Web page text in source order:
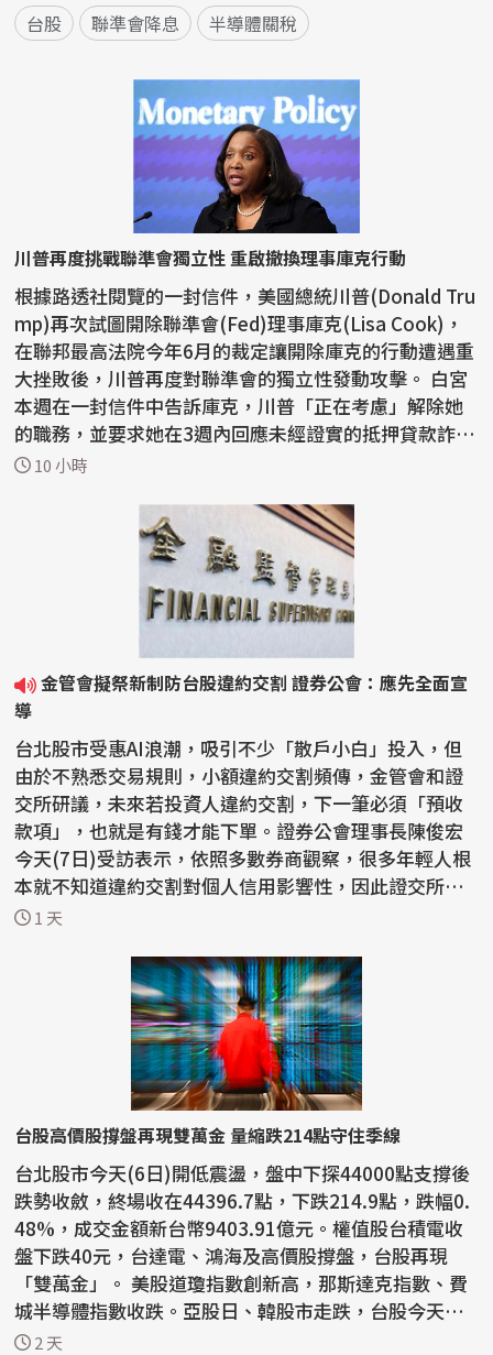
台股 聯準會降息 半導體關稅
川普再度挑戰聯準會獨立性 重啟撤換理事庫克行動
根據路透社閱覽的一封信件，美國總統川普(Donald Tru
mp)再次試圖開除聯準會(Fed)理事庫克(Lisa Cook)，
在聯邦最高法院今年6月的裁定讓開除庫克的行動遭遇重
大挫敗後，川普再度對聯準會的獨立性發動攻擊。 白宮
本週在一封信件中告訴庫克，川普「正在考慮」解除她
的職務，並要求她在3週內回應未經證實的抵押貸款詐
欺...10 小時
金管會擬祭新制防台股違約交割 證券公會：應先全面宣
導
台北股市受惠AI浪潮，吸引不少「散戶小白」投入，但
由於不熟悉交易規則，小額違約交割頻傳，金管會和證
交所研議，未來若投資人違約交割，下一筆必須「預收
款項」，也就是有錢才能下單。證券公會理事長陳俊宏
今天(7日)受訪表示，依照多數券商觀察，很多年輕人根
本就不知道違約交割對個人信用影響性，因此證交所應
先全...
1 天
台股高價股撐盤再現雙萬金 量縮跌214點守住季線
台北股市今天(6日)開低震盪，盤中下探44000點支撐後
跌勢收斂，終場收在44396.7點，下跌214.9點，跌幅0.
48%，成交金額新台幣9403.91億元。權值股台積電收
盤下跌40元，台達電、鴻海及高價股撐盤，台股再現
「雙萬金」。 美股道瓊指數創新高，那斯達克指數、費
城半導體指數收跌。亞股日、韓股市走跌，台股今天以4
4487點開...
2 天